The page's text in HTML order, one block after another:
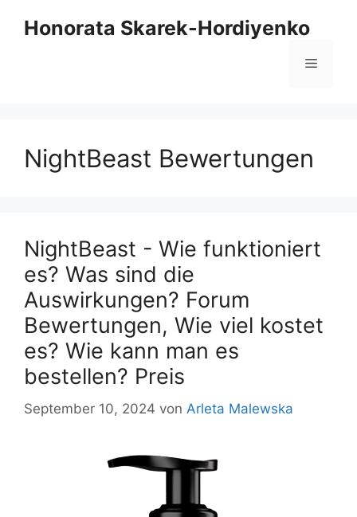
Honorata Skarek-Hordiyenko
Menü
NightBeast Bewertungen
NightBeast - Wie funktioniert
es? Was sind die
Auswirkungen? Forum
Bewertungen, Wie viel kostet
es? Wie kann man es
bestellen? Preis
September 10, 2024 von Arleta Malewska